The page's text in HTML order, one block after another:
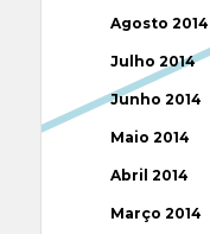
Agosto 2014
Julho 2014
Junho 2014
Maio 2014
Abril 2014
Março 2014